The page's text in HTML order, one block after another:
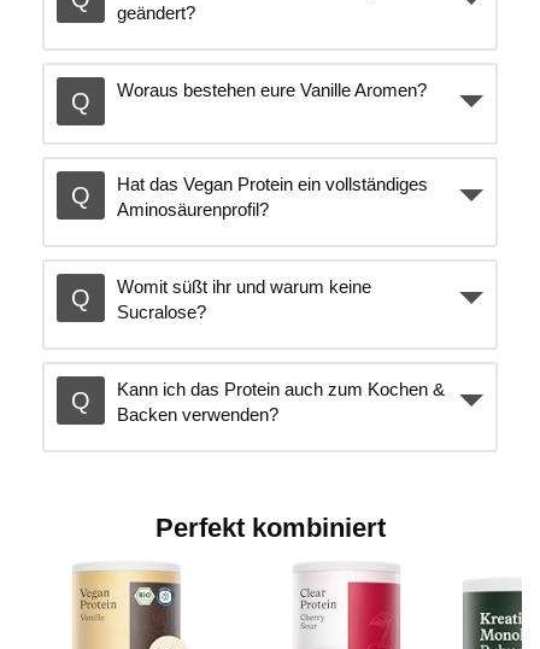
geändert?
Woraus bestehen eure Vanille Aromen?
Hat das Vegan Protein ein vollständiges
Aminosäurenprofil?
Womit süßt ihr und warum keine
Sucralose?
Kann ich das Protein auch zum Kochen &
Backen verwenden?
Perfekt kombiniert